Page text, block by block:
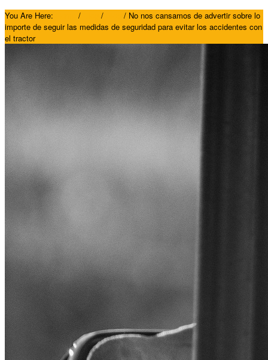
You Are Here: / / / No nos cansamos de advertir sobre lo
importe de seguir las medidas de seguridad para evitar los accidentes con
el tractor